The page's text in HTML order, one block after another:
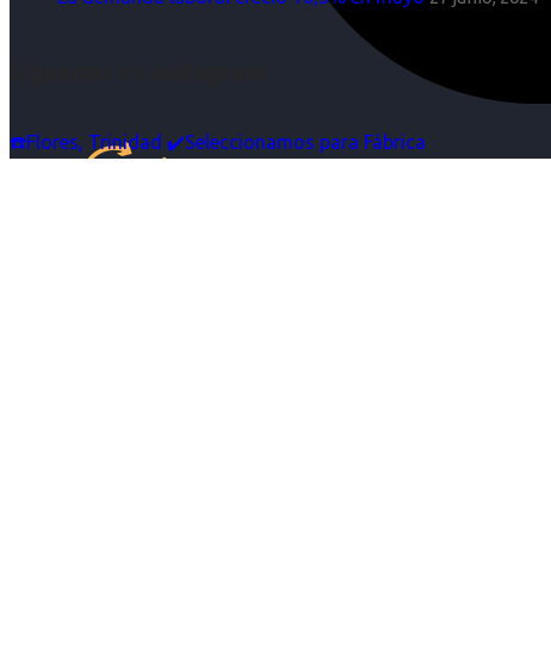
☎️Flores, Trinidad ✔️Seleccionamos para Fábrica